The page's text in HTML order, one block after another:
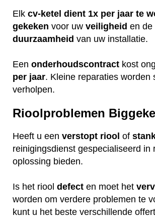
Elk cv-ketel dient 1x per jaar te
gekeken voor uw veiligheid en de
duurzaamheid van uw installatie.
Een onderhoudscontract kost
per jaar. Kleine reparaties worden
verholpen.
Rioolproblemen
Heeft u een verstopt riool of
reinigingsdienst gespecialiseerd in
oplossing bieden.
Is het riool defect en moet het
worden om verdere problemen te
kunt u het beste verschillende